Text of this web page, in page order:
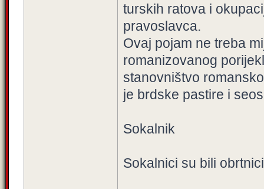
turskih ratova i
pravoslavca.
Ovaj pojam ne treba
romanizovanog
stanovništvo
je brdske pastire i
Sokalnik
Sokalnici su bili